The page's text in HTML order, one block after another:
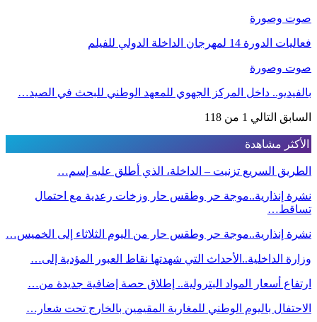
صوت وصورة
فعاليات الدورة 14 لمهرجان الداخلة الدولي للفيلم
صوت وصورة
بالفيديو.. داخل المركز الجهوي للمعهد الوطني للبحث في الصيد…
السابق التالي 1 من 118
الأكثر مشاهدة
الطريق السريع تزنيت – الداخلة، الذي أطلق عليه إسم…
نشرة إنذارية..موجة حر وطقس حار وزخات رعدية مع احتمال
تساقط…
نشرة إنذارية..موجة حر وطقس حار من اليوم الثلاثاء إلى الخميس…
وزارة الداخلية..الأحداث التي شهدتها نقاط العبور المؤدية إلى…
ارتفاع أسعار المواد البترولية.. إطلاق حصة إضافية جديدة من…
الاحتفال باليوم الوطني للمغاربة المقيمين بالخارج تحت شعار…